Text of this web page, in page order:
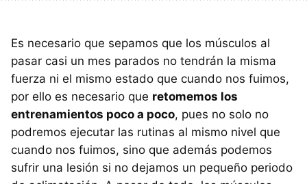
Es necesario que sepamos que los músculos al
pasar casi un mes parados no tendrán la misma
fuerza ni el mismo estado que cuando nos fuimos,
por ello es necesario que retomemos los
entrenamientos poco a poco, pues no solo no
podremos ejecutar las rutinas al mismo nivel que
cuando nos fuimos, sino que además podemos
sufrir una lesión si no dejamos un pequeño periodo